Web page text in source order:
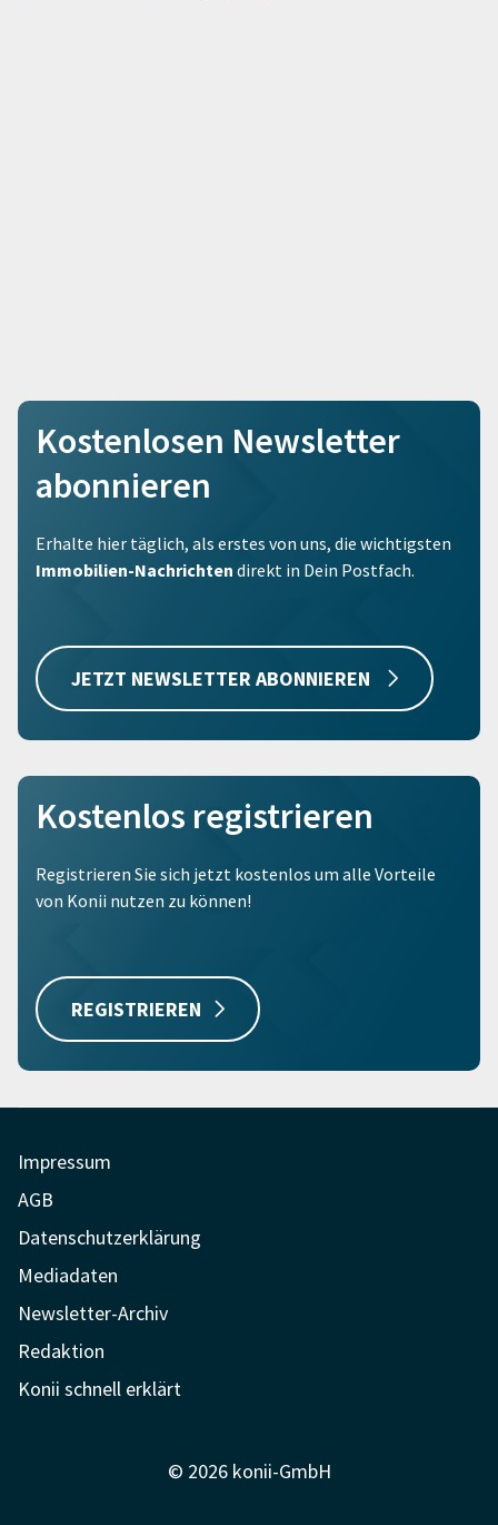
Kostenlosen Newsletter
abonnieren
Erhalte hier täglich, als erstes von uns, die wichtigsten
Immobilien-Nachrichten direkt in Dein Postfach.
JETZT NEWSLETTER ABONNIEREN
Kostenlos registrieren
Registrieren Sie sich jetzt kostenlos um alle Vorteile
von Konii nutzen zu können!
REGISTRIEREN
Impressum
AGB
Datenschutzerklärung
Mediadaten
Newsletter-Archiv
Redaktion
Konii schnell erklärt
© 2026 konii-GmbH